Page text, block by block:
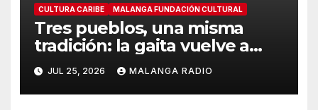
CULTURA CARIBE MALANGA FUNDACIÓN CULTURAL
Tres pueblos, una misma
tradición: la gaita vuelve a
encontrarse en Cartagena
JUL 25, 2026 MALANGA RADIO